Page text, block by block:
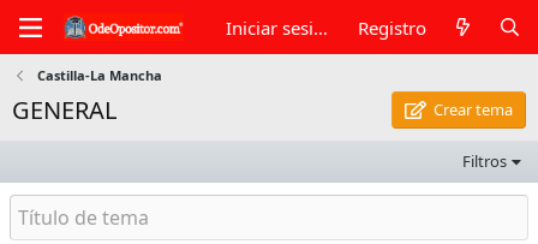
Iniciar sesión Registro
Castilla-La Mancha
GENERAL Crear tema
Filtros